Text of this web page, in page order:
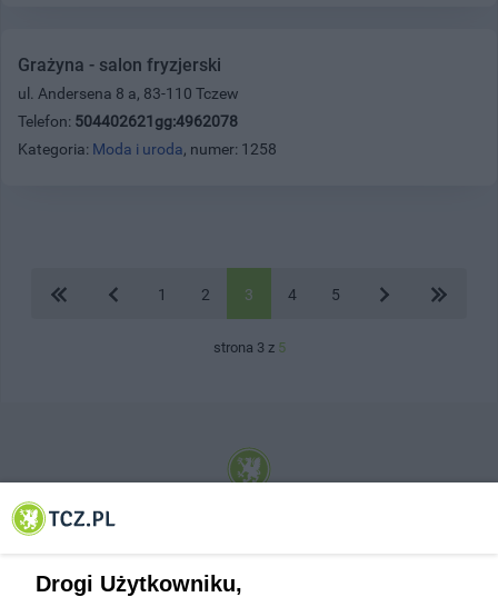
Grażyna - salon fryzjerski
ul. Andersena 8 a, 83-110 Tczew
Telefon: 504402621gg:4962078
Kategoria: Moda i uroda, numer: 1258
1 2 3 4 5
strona 3 z 5
© 2001-2026 Tczew - TCZ.PL Sp. z o.o. Internetowy Serwis Informacyjny Miasta
Drogi Użytkowniku,